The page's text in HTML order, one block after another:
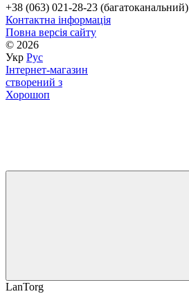
+38 (063) 021-28-23 (багатоканальний)
Контактна інформація
Повна версія сайту
© 2026
Укр Рус
Інтернет-магазин
створений з
Хорошоп
LanTorg